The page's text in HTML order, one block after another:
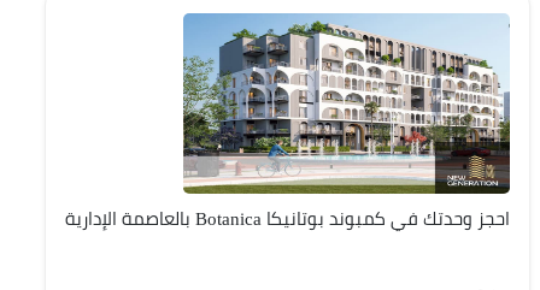
احجز وحدتك في كمبوند بوتانيكا Botanica بالعاصمة الإدارية